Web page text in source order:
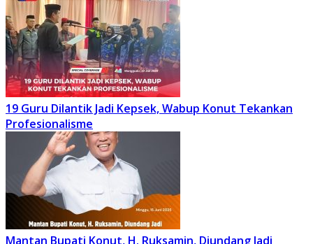
19 Guru Dilantik Jadi Kepsek, Wabup Konut Tekankan
Profesionalisme
Mantan Bupati Konut, H. Ruksamin, Diundang Jadi